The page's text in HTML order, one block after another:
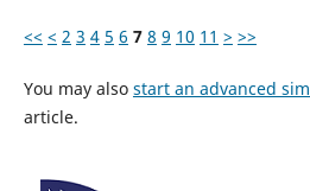
<< < 2 3 4 5 6 7 8 9 10 11 > >>
You may also start an advanced
article.